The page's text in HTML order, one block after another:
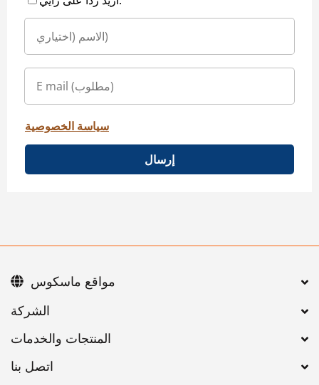
سياسة الخصوصية
إرسال
اتصل بنا
مواقع ماسكوس